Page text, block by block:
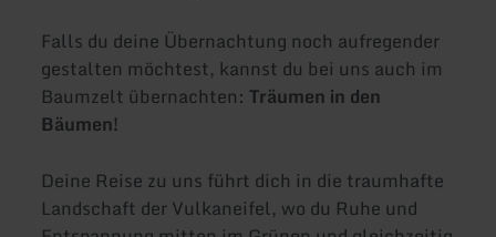
Falls du deine Übernachtung noch aufregender
gestalten möchtest, kannst du bei uns auch im
Baumzelt übernachten:Träumen in den
Bäumen!
Deine Reise zu uns führt dich in die traumhafte
Landschaft der Vulkaneifel, wo du Ruhe und